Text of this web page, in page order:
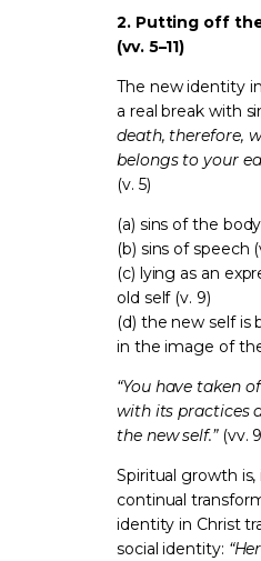
2. Putting off
(vv. 5–11)
The new identity
a real break with
death, therefore,
belongs to your
(v. 5)
(a) sins of the
(b) sins of speech
(c) lying as an
old self (v. 9)
(d) the new self is
in the image of
“You have taken
with its practices
the new self.”(vv.
Spiritual growth is,
continual
identity in Christ
social identity: